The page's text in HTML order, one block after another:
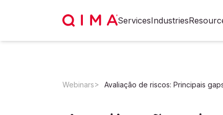
ServicesIndustries
Webinars